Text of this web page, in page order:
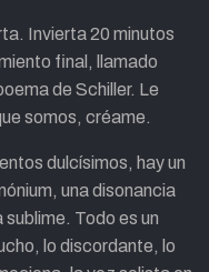
Invierta 20 minutos
final, llamado
de Schiller. Le
somos, créame.
dulcísimos, hay un
una disonancia
Todo es un
lo discordante, lo